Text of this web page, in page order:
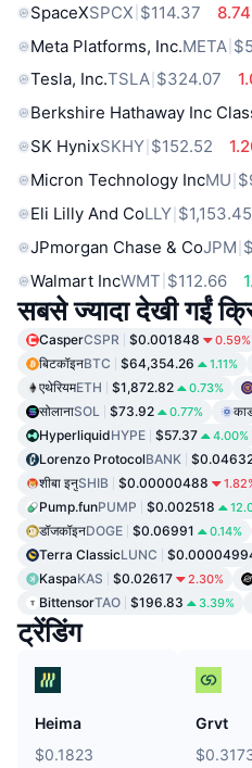
SpaceXSPCX $114.37
Meta Platforms, Inc.META
Tesla, Inc.TSLA $324.07
Berkshire Hathaway Inc
SK HynixSKHY $152.52
Micron Technology IncMU
Eli Lilly And CoLLY $1,153.45
JPmorgan Chase & CoJPM
Walmart IncWMT $112.66
सबसे ज्यादा देखी गईं
CasperCSPR $0.001848 0.59%
बिटकॉइनBTC $64,354.26 1.11%
एथेरियमETH $1,872.82 0.73%
सोलानाSOL $73.92 0.77%
HyperliquidHYPE $57.37 4.00%
Lorenzo ProtocolBANK
शीबा इनुSHIB $0.00000488
Pump.funPUMP $0.002518
डॉजकॉइनDOGE $0.06991 0.14%
Terra ClassicLUNC
KaspaKAS $0.02617 2.30%
BittensorTAO $196.83 3.39%
ट्रेंडिंग
Heima
$0.1823
Grvt